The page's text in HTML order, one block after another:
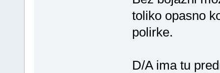
toliko opasno
polirke.
D/A ima tu